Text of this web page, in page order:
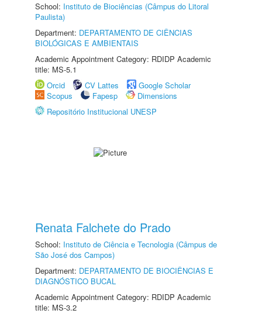
School: Instituto de Biociências (Câmpus do Litoral
Paulista)
Department: DEPARTAMENTO DE CIÊNCIAS
BIOLÓGICAS E AMBIENTAIS
Academic Appointment Category: RDIDP Academic
title: MS-5.1
Orcid
CV Lattes
Google Scholar
Scopus
Fapesp
Dimensions
Repositório Institucional UNESP
Renata Falchete do Prado
School: Instituto de Ciência e Tecnologia (Câmpus de
São José dos Campos)
Department: DEPARTAMENTO DE BIOCIÊNCIAS E
DIAGNÓSTICO BUCAL
Academic Appointment Category: RDIDP Academic
title: MS-3.2